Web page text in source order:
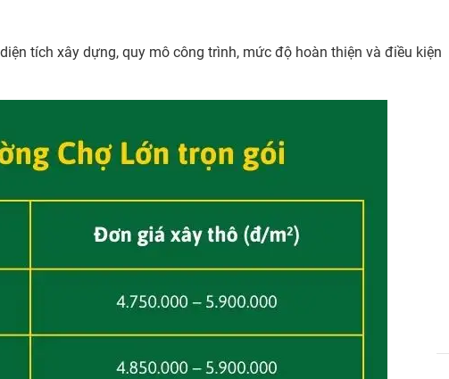
tích xây dựng, quy mô công trình, mức độ hoàn thiện và điều kiện